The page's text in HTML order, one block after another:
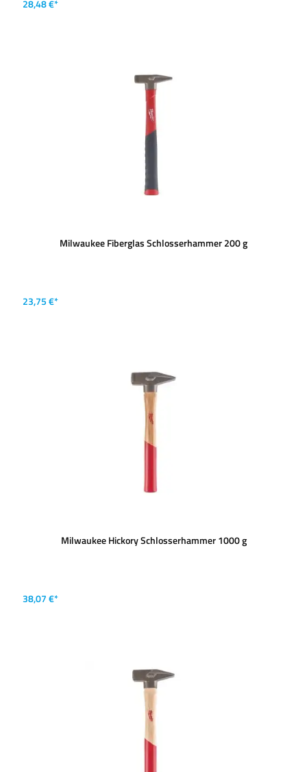
28,48 €*
Milwaukee Fiberglas Schlosserhammer 200 g
23,75 €*
Milwaukee Hickory Schlosserhammer 1000 g
38,07 €*